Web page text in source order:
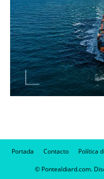
Portada Contacto Política
© Pontealdiard.com.